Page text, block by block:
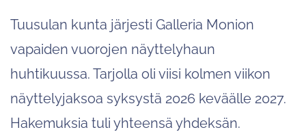
Tuusulan kunta järjesti Galleria Monion
vapaiden vuorojen näyttelyhaun
huhtikuussa. Tarjolla oli viisi kolmen viikon
näyttelyjaksoa syksystä 2026 keväälle 2027.
Hakemuksia tuli yhteensä yhdeksän.